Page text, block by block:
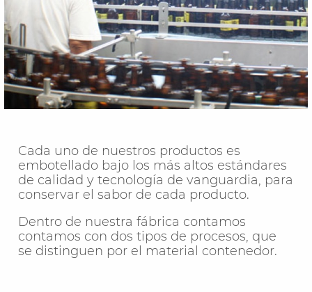
Cada uno de nuestros productos es
embotellado bajo los más altos estándares
de calidad y tecnología de vanguardia, para
conservar el sabor de cada producto.
Dentro de nuestra fábrica contamos
contamos con dos tipos de procesos, que
se distinguen por el material contenedor.